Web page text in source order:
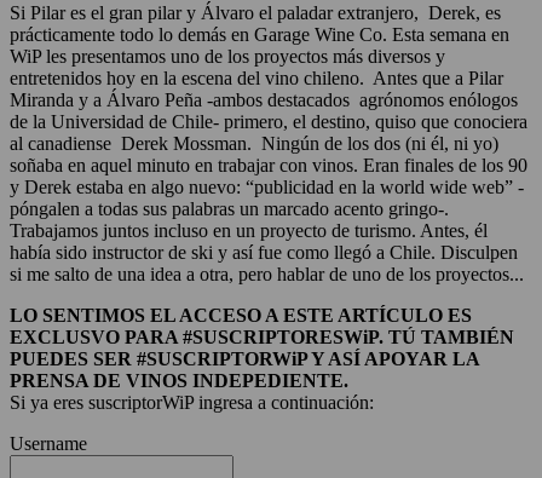
Si Pilar es el gran pilar y Álvaro el paladar extranjero, Derek, es
prácticamente todo lo demás en Garage Wine Co. Esta semana en
WiP les presentamos uno de los proyectos más diversos y
entretenidos hoy en la escena del vino chileno. Antes que a Pilar
Miranda y a Álvaro Peña -ambos destacados agrónomos enólogos
de la Universidad de Chile- primero, el destino, quiso que conociera
al canadiense Derek Mossman. Ningún de los dos (ni él, ni yo)
soñaba en aquel minuto en trabajar con vinos. Eran finales de los 90
y Derek estaba en algo nuevo: “publicidad en la world wide web” -
póngalen a todas sus palabras un marcado acento gringo-.
Trabajamos juntos incluso en un proyecto de turismo. Antes, él
había sido instructor de ski y así fue como llegó a Chile. Disculpen
si me salto de una idea a otra, pero hablar de uno de los proyectos...
LO SENTIMOS EL ACCESO A ESTE ARTÍCULO ES
EXCLUSVO PARA #SUSCRIPTORESWiP. TÚ TAMBIÉN
PUEDES SER #SUSCRIPTORWiP Y ASÍ APOYAR LA
PRENSA DE VINOS INDEPEDIENTE.
Si ya eres suscriptorWiP ingresa a continuación:
Username